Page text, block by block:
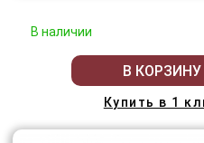
В наличии
В КОРЗИНУ
Купить в 1